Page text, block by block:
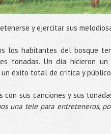
y ejercitar sus
los habitantes del bosque
tonadas. Un día hicieron
éxito total de crítica y
con sus canciones y sus
una telepara entreteneros,